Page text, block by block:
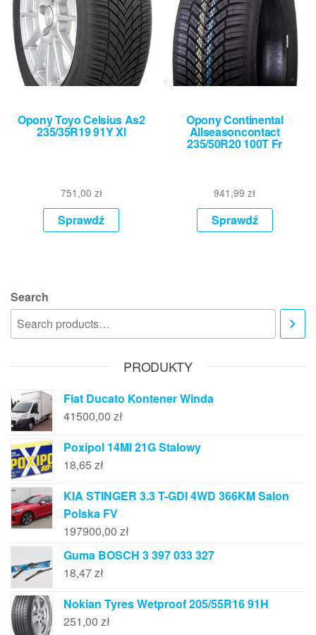
Opony Toyo Celsius As2
235/35R19 91Y Xl
751,00 zł
Sprawdź
Opony Continental
Allseasoncontact
235/50R20 100T Fr
941,99zł
Sprawdź
Search
PRODUKTY
Fiat Ducato Kontener Winda
41500,00 zł
Poxipol 14Ml 21G Stalowy
18,65 zł
KIA STINGER 3.3 T-GDI 4WD 366KM Salon
Polska FV
197900,00 zł
Guma BOSCH 3 397 033 327
18,47zł
Nokian Tyres Wetproof 205/55R16 91H
251,00 zł